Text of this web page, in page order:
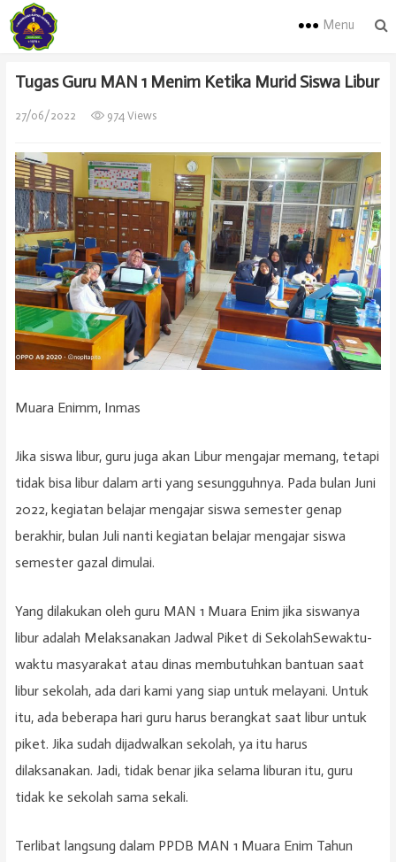
Menu
Tugas Guru MAN 1 Menim Ketika Murid Siswa Libur
27/06/2022 974 Views
Muara Enimm, Inmas
Jika siswa libur, guru juga akan Libur mengajar memang, tetapi
tidak bisa libur dalam arti yang sesungguhnya. Pada bulan Juni
2022, kegiatan belajar mengajar siswa semester genap
berakhir, bulan Juli nanti kegiatan belajar mengajar siswa
semester gazal dimulai.
Yang dilakukan oleh guru MAN 1 Muara Enim jika siswanya
libur adalah Melaksanakan Jadwal Piket di SekolahSewaktu-
waktu masyarakat atau dinas membutuhkan bantuan saat
libur sekolah, ada dari kami yang siap untuk melayani. Untuk
itu, ada beberapa hari guru harus berangkat saat libur untuk
piket. Jika sudah dijadwalkan sekolah, ya itu harus
dilaksanakan. Jadi, tidak benar jika selama liburan itu, guru
tidak ke sekolah sama sekali.
Terlibat langsung dalam PPDB MAN 1 Muara Enim Tahun